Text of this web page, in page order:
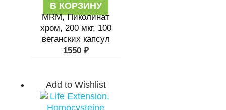
В КОРЗИНУ
MRM, Пиколинат
хром, 200 мкг, 100
веганских капсул
1550 ₽
Add to Wishlist